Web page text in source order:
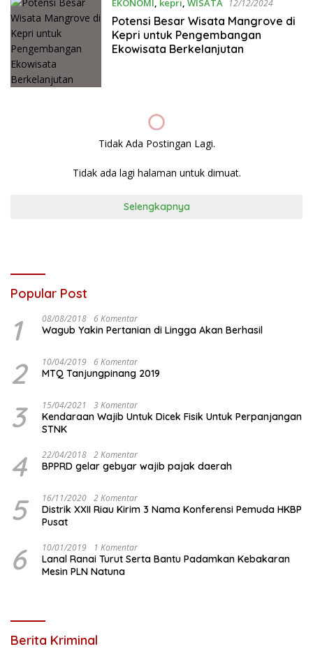
EKONOMI , kepri, WISATA 12/12/2024
Potensi Besar Wisata Mangrove di
Kepri untuk Pengembangan
Ekowisata Berkelanjutan
Tidak Ada Postingan Lagi.
Tidak ada lagi halaman untuk dimuat.
Selengkapnya
Popular Post
1 08/08/2018 6 Komentar
Wagub Yakin Pertanian di Lingga Akan Berhasil
2 10/04/2019 6 Komentar
MTQ Tanjungpinang 2019
3 15/04/2021 3 Komentar
Kendaraan Wajib Untuk Dicek Fisik Untuk Perpanjangan
STNK
4 22/04/2018 2 Komentar
BPPRD gelar gebyar wajib pajak daerah
5 16/11/2020 2 Komentar
Distrik XXII Riau Kirim 3 Nama Konferensi Pemuda HKBP
Pusat
6 10/01/2019 1 Komentar
Lanal Ranai Turut Serta Bantu Padamkan Kebakaran
Mesin PLN Natuna
Berita Kriminal